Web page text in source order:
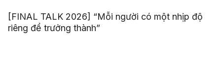
[FINAL TALK 2026] “Mỗi người có một nhịp độ
riêng để trưởng thành”